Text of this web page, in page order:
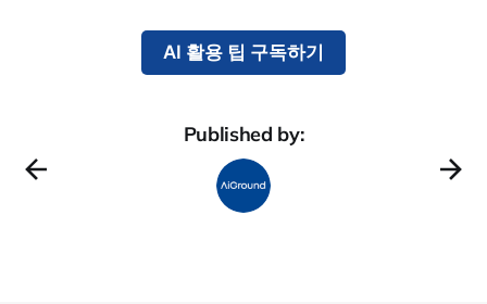
AI 활용 팁 구독하기
Published by: